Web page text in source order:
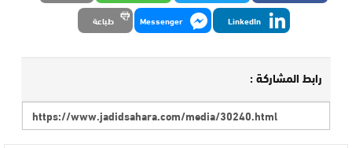
LinkedIn
Messenger طباعة
رابط المشاركة :